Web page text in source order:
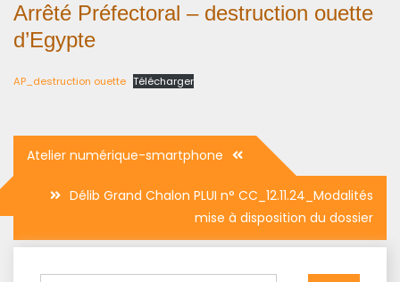
Arrêté Préfectoral – destruction ouette
d’Egypte
AP_destruction ouette Télécharger
Navigation
de
l’article
Atelier numérique-smartphone
Délib Grand Chalon PLUI n° CC_12.11.24_Modalités
mise à disposition du dossier